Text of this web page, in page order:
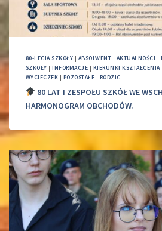
80-LECIA SZKOŁY | ABSOLWENT | AKTUALNOŚCI |
SZKOŁY |INFORMACJE | KIERUNKI KSZTAŁCENIA
WYCIECZEK | POZOSTAŁE | RODZIC
80 LAT I ZESPOŁU SZKÓŁ WE
HARMONOGRAM OBCHODÓW.